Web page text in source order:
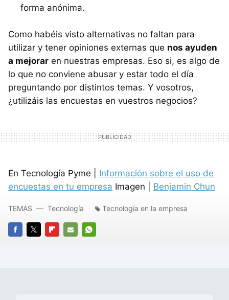
forma anónima.
Como habéis visto alternativas no faltan para
utilizar y tener opiniones externas que nos ayuden
a mejorar en nuestras empresas. Eso si, es algo de
lo que no conviene abusar y estar todo el día
preguntando por distintos temas. Y vosotros,
¿utilizáis las encuestas en vuestros negocios?
En Tecnología Pyme | Información sobre el uso de
encuestas en tu empresa Imagen | Benjamin Chun
FACEBOOK
TWITTERFLIPBOARD
E-
WHATSAPP
TEMAS Tecnología Tecnología en la empresa